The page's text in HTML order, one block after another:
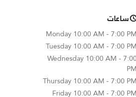
ساعات
Monday10:00 AM - 7:00 PM
Tuesday10:00 AM - 7:00 PM
Wednesday10:00 AM -
PM
Thursday10:00 AM - 7:00 PM
Friday10:00 AM - 7:00 PM